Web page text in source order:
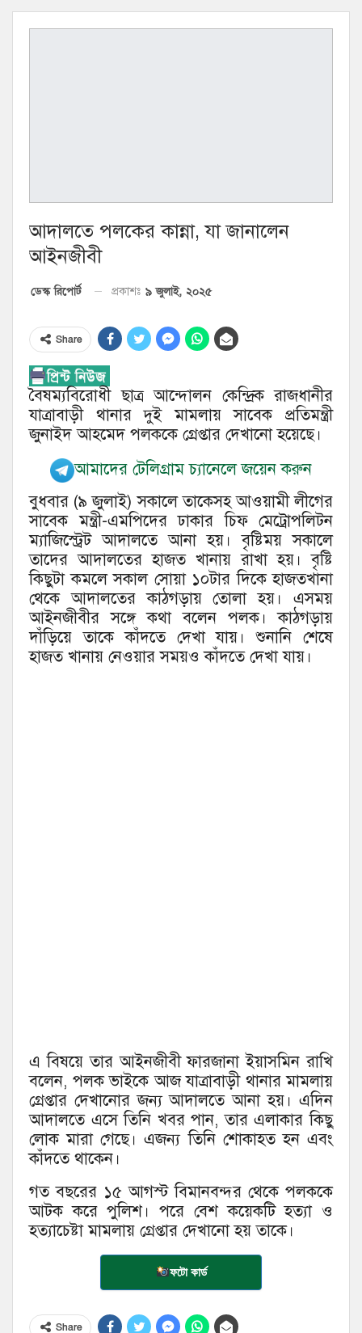
আদালতে পলকের কান্না, যা জানালেন
আইনজীবী
ডেস্ক রিপোর্ট প্রকাশঃ ৯ জুলাই, ২০২৫
Share
বৈষম্যবিরোধী ছাত্র আন্দোলন কেন্দ্রিক রাজধানীর
যাত্রাবাড়ী থানার দুই মামলায় সাবেক প্রতিমন্ত্রী
জুনাইদ আহমেদ পলককে গ্রেপ্তার দেখানো হয়েছে।
আমাদের টেলিগ্রাম চ্যানেলে জয়েন করুন
বুধবার (৯ জুলাই) সকালে তাকেসহ আওয়ামী লীগের
সাবেক মন্ত্রী-এমপিদের ঢাকার চিফ মেট্রোপলিটন
ম্যাজিস্ট্রেট আদালতে আনা হয়। বৃষ্টিময় সকালে
তাদের আদালতের হাজত খানায় রাখা হয়। বৃষ্টি
কিছুটা কমলে সকাল সোয়া ১০টার দিকে হাজতখানা
থেকে আদালতের কাঠগড়ায় তোলা হয়। এসময়
আইনজীবীর সঙ্গে কথা বলেন পলক। কাঠগড়ায়
দাঁড়িয়ে তাকে কাঁদতে দেখা যায়। শুনানি শেষে
হাজত খানায় নেওয়ার সময়ও কাঁদতে দেখা যায়।
এ বিষয়ে তার আইনজীবী ফারজানা ইয়াসমিন রাখি
বলেন, পলক ভাইকে আজ যাত্রাবাড়ী থানার মামলায়
গ্রেপ্তার দেখানোর জন্য আদালতে আনা হয়। এদিন
আদালতে এসে তিনি খবর পান, তার এলাকার কিছু
লোক মারা গেছে। এজন্য তিনি শোকাহত হন এবং
কাঁদতে থাকেন।
গত বছরের ১৫ আগস্ট বিমানবন্দর থেকে পলককে
আটক করে পুলিশ। পরে বেশ কয়েকটি হত্যা ও
হত্যাচেষ্টা মামলায় গ্রেপ্তার দেখানো হয় তাকে।
ফটো কার্ড
Share